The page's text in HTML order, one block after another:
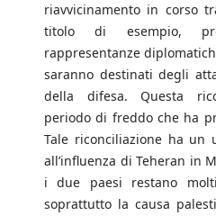
riavvicinamento in corso
titolo di esempio,
rappresentanze
saranno destinati degli
della difesa. Questa
periodo di freddo che ha
Tale riconciliazione ha un
all’influenza di Teheran in
i due paesi restano
soprattutto la causa